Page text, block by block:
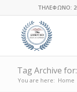
ΤΗΛΕΦΩΝΟ:
Tag Archive
You are here: Home